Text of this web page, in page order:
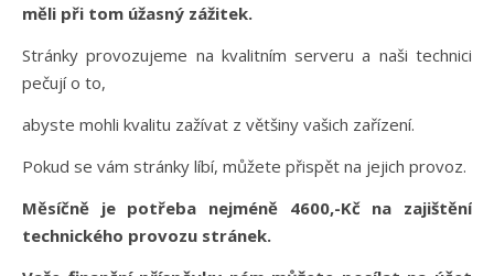
měli při tom úžasný zážitek.
Stránky provozujeme na kvalitním serveru a naši technici
pečují o to,
abyste mohli kvalitu zažívat z většiny vašich zařízení.
Pokud se vám stránky líbí, můžete přispět na jejich provoz.
Měsíčně je potřeba nejméně 4600,-Kč na zajištění
technického provozu stránek.